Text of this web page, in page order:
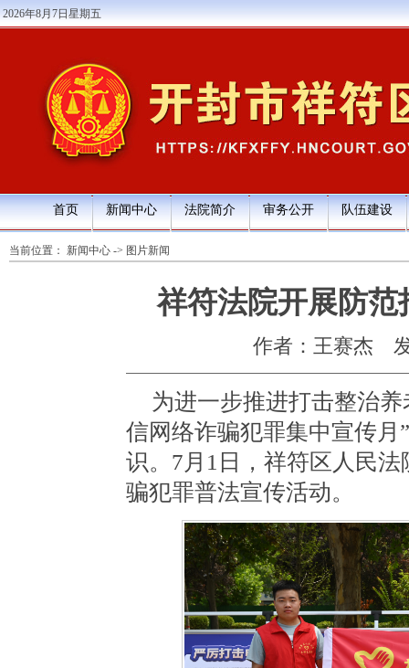
2026年8月7日星期五
首页 新闻中心 法院简介 审务公开 队伍建设
当前位置： 新闻中心 -> 图片新闻
祥符法院开展防
作者：王赛杰
为进一步推进打击整治
信网络诈骗犯罪集中宣传
识。 7 月 1 日，祥符区人民
骗犯罪普法宣传活动。